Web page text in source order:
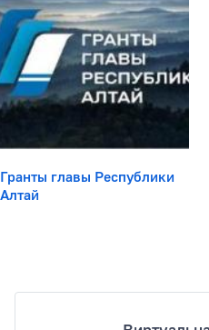
Гранты главы Республики
Алтай